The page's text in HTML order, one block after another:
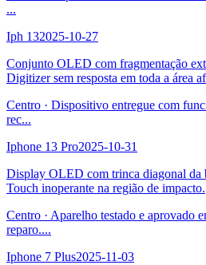
...
Iph 132025-10-27
Conjunto OLED com fragmentação
Digitizer sem resposta em toda a área
Centro · Dispositivo entregue com
rec...
Iphone 13 Pro2025-10-31
Display OLED com trinca diagonal da
Touch inoperante na região de impacto.
Centro · Aparelho testado e aprovado
reparo....
Iphone 7 Plus2025-11-03